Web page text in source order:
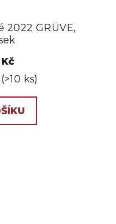
2022 GRÜVE,
(>10 ks)